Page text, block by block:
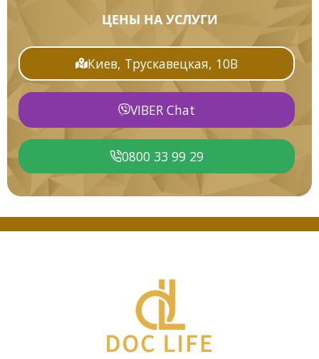
ЦЕНЫ НА УСЛУГИ
Киев, Трускавецкая, 10В
VIBER Chat
0800 33 99 29